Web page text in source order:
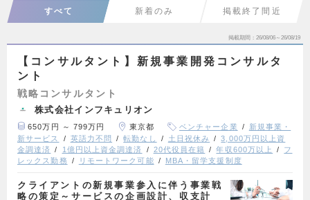
すべて 新着のみ 掲載終了間近
掲載期間 26/08/06～26/08/19
【コンサルタント】新規事業開発コンサルタ
ント
戦略コンサルタント
株式会社インフキュリオン
650万円 ～ 799万円 東京都 ベンチャー企業
新規事業・
新サービス
英語力不問 転勤なし 土日祝休み
3,000万円以上資
金調達済
1億円以上資金調達済 20代役員在籍 年収600万以上
フ
レックス勤務
リモートワーク可能 MBA・留学支援制度
クライアントの新規事業参入に伴う事業戦
略の策定～サービスの企画設計、収支計